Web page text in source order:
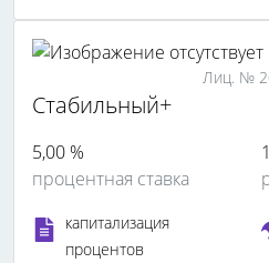
Лиц. №
Стабильный+
5,00 %
процентная ставка
капитализация
процентов